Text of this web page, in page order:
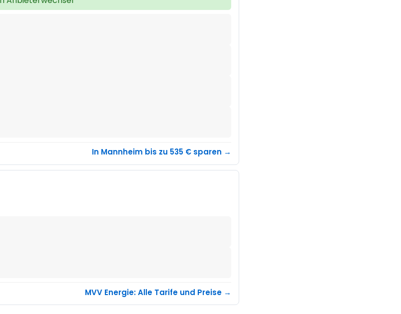
In Mannheim bis zu 535 € sparen →
MVV Energie: Alle Tarife und Preise →